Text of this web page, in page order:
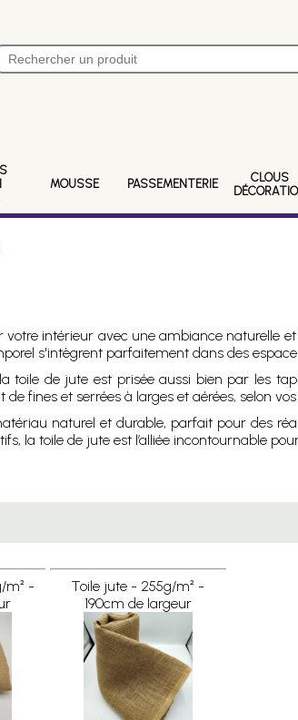
MOUSSE PASSEMENTERIE
CLOUS
intérieur avec une ambiance naturelle
s'intègrent parfaitement dans des
toile de jute est prisée aussi bien par les
fines et serrées à larges et aérées, selon vos
naturel et durable, parfait pour des
la toile de jute est l’alliée incontournable
m² -
Toile jute - 255g/m² -
190cm de largeur